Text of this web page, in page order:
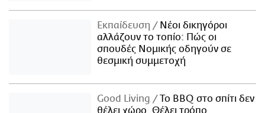
Εκπαίδευση
Νέοι δικηγόροι
αλλάζουν το τοπίο: Πώς οι
σπουδές Νομικής οδηγούν σε
θεσμική συμμετοχή
Good Living
Το BBQ στο σπίτι δεν
θέλει χώρο. Θέλει τρόπο.